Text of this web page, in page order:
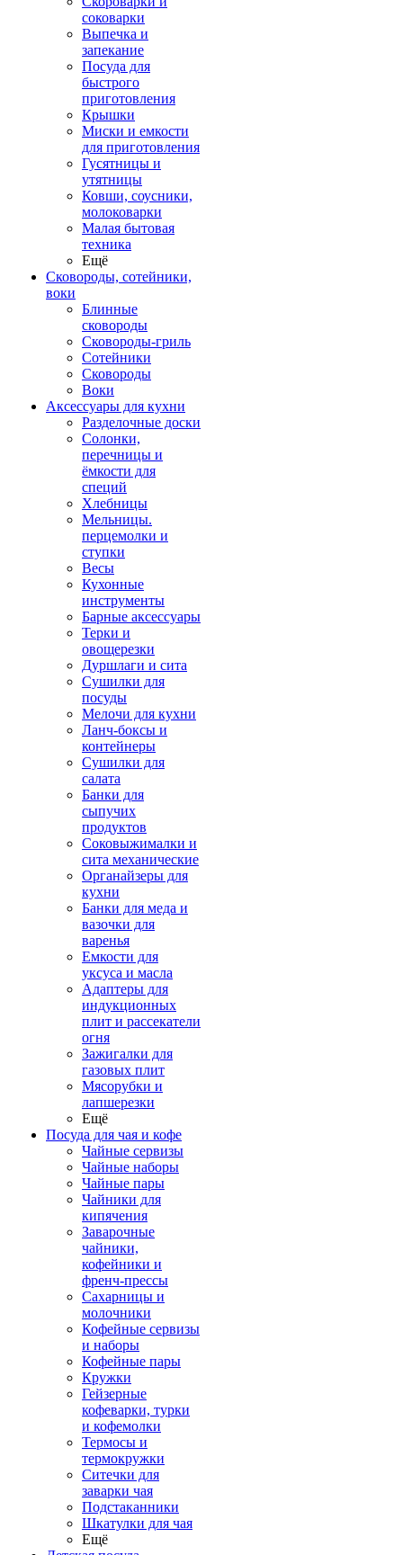
соковарки
Выпечка и
запекание
Посуда для
быстрого
приготовления
Крышки
Миски и емкости
для приготовления
Гусятницы и
утятницы
Ковши, соусники,
молоковарки
Малая бытовая
техника
Ещё
Сковороды, сотейники,
воки
Блинные
сковороды
Сковороды-гриль
Сотейники
Сковороды
Воки
Аксессуары для кухни
Разделочные доски
Солонки,
перечницы и
ёмкости для
специй
Хлебницы
Мельницы.
перцемолки и
ступки
Весы
Кухонные
инструменты
Барные аксессуары
Терки и
овощерезки
Дуршлаги и сита
Сушилки для
посуды
Мелочи для кухни
Ланч-боксы и
контейнеры
Сушилки для
салата
Банки для
сыпучих
продуктов
Соковыжималки и
сита механические
Органайзеры для
кухни
Банки для меда и
вазочки для
варенья
Емкости для
уксуса и масла
Адаптеры для
индукционных
плит и рассекатели
огня
Зажигалки для
газовых плит
Мясорубки и
лапшерезки
Ещё
Посуда для чая и кофе
Чайные сервизы
Чайные наборы
Чайные пары
Чайники для
кипячения
Заварочные
чайники,
кофейники и
френч-прессы
Сахарницы и
молочники
Кофейные сервизы
и наборы
Кофейные пары
Кружки
Гейзерные
кофеварки, турки
и кофемолки
Термосы и
термокружки
Ситечки для
заварки чая
Подстаканники
Шкатулки для чая
Ещё